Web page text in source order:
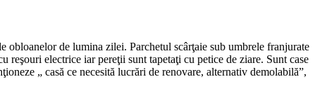
obloanelor de lumina zilei. Parchetul scârţaie sub umbrele franjurate
electrice iar pereţii sunt tapetaţi cu petice de ziare. Sunt case
„ casă ce necesită lucrări de renovare, alternativ demolabilă”,